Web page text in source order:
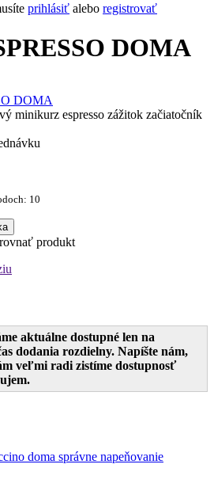
prihlásiť alebo registrovať
DOMA
DOMA
minikurz espresso zážitok začiatočník
10
produkt
aktuálne dostupné len na
dodania rozdielny. Napíšte nám,
veľmi radi zistíme dostupnosť